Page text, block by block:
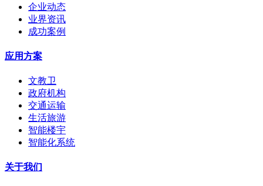
企业动态
业界资讯
成功案例
应用方案
文教卫
政府机构
交通运输
生活旅游
智能楼宇
智能化系统
关于我们